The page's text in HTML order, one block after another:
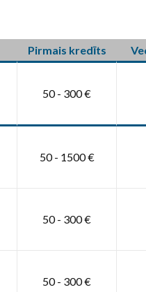
Pirmais kredīts
50 - 300 €
50 - 1500 €
50 - 300 €
50 - 300 €